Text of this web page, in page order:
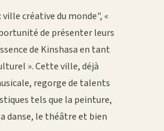
créative du monde", «
de présenter leurs
de Kinshasa en tant
». Cette ville, déjà
regorge de talents
tels que la peinture,
danse, le théâtre et bien